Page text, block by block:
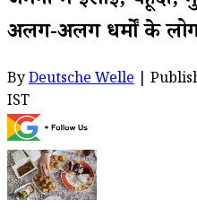
अलग-अलग धर्मों के
ByDeutsche Welle |
IST